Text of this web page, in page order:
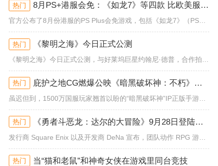
热门 8月PS+港服会免：《如龙7》等四款 比欧美服多一款
官方公布了8月份港服的PS Plus会免游戏，包括《如龙7》（PS4/PS5）、《小小梦魇》（PS4）、《托尼霍克职业滑...
热门 《黎明之海》今日正式公测
热门 庇护之地CG燃爆公映《暗黑破坏神：不朽》今日全平台上线
虽迟但到，1500万国服玩家翘首以盼的“暗黑破坏神”IP正版手游《暗黑破坏神：不朽》已于今日全平台上线！动作RPG王者再...
热门 《勇者斗恶龙：达尔的大冒险》9月28日登陆苹果谷歌应用商店
发行商 Square Enix 以及开发商 DeNa 宣布，团队动作 RPG 游戏《勇者斗恶龙：达尔的大冒险 魂之绊》将...
热门 当“猫和老鼠”和神奇女侠在游戏里同台竞技